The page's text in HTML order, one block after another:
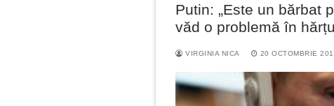
Putin: „Este un bărbat
văd o problemă în
VIRGINIA NICA 20 OCTOMBRIE